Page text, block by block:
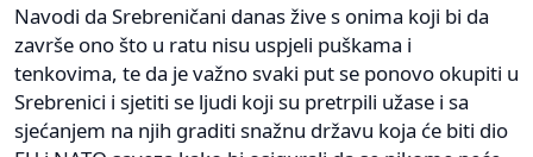
Navodi da Srebreničani danas žive s onima koji bi da
završe ono što u ratu nisu uspjeli puškama i
tenkovima, te da je važno svaki put se ponovo okupiti u
Srebrenici i sjetiti se ljudi koji su pretrpili užase i sa
sjećanjem na njih graditi snažnu državu koja će biti dio